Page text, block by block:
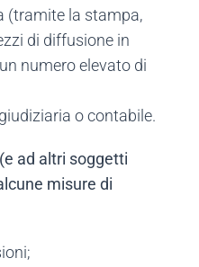
(tramite la stampa,
di diffusione in
numero elevato di
o contabile.
ad altri soggetti
misure di